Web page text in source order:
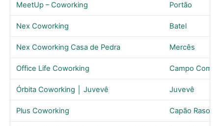
MeetUp – Coworking Portão
Nex Coworking Batel
Nex Coworking Casa de Pedra Mercês
Office Life Coworking Campo
Órbita Coworking │ Juvevê Juvevê
Plus Coworking Capão Raso